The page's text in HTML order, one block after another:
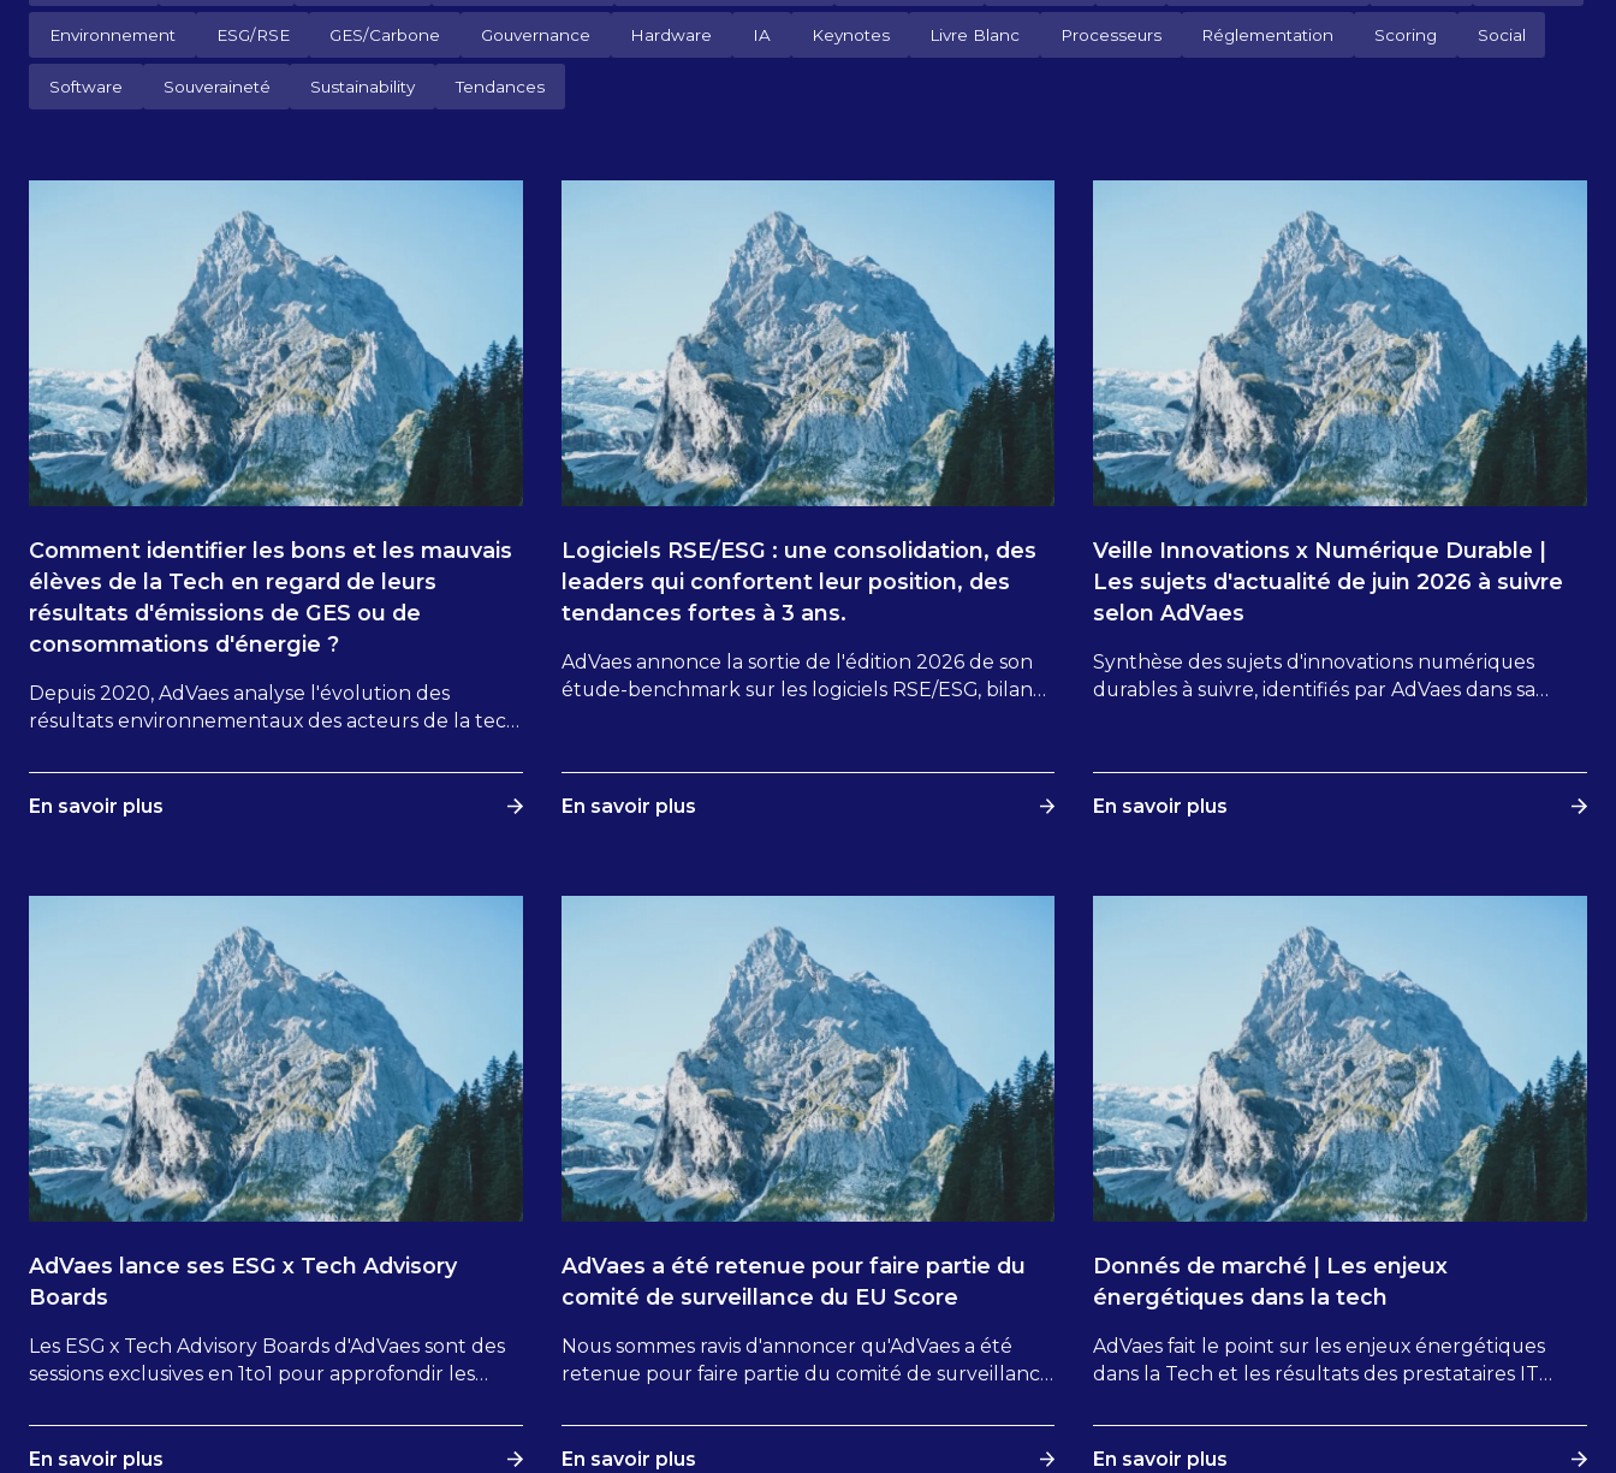
Environnement ESG/RSE GES/Carbone Gouvernance Hardware IA Keynotes Livre Blanc Processeurs Réglementation Scoring Social
Software Souveraineté Sustainability Tendances
Comment identifier les bons et les mauvais
élèves de la Tech en regard de leurs
résultats d'émissions de GES ou de
consommations d'énergie ?
Depuis 2020, AdVaes analyse l'évolution des
résultats environnementaux des acteurs de la tech
services de cloud, éditeurs de logiciels, sociétés de
services du numérique, fabriquant de matériel et
En savoir plus
Logiciels RSE/ESG : une consolidation, des
leaders qui confortent leur position, des
tendances fortes à 3 ans.
AdVaes annonce la sortie de l'édition 2026 de son
étude-benchmark sur les logiciels RSE/ESG, bilan
est disponible sur demande. Il inclut une analyse
de 105 éditeurs de logiciels, une revue des
En savoir plus
Veille Innovations x Numérique Durable |
Les sujets d'actualité de juin 2026 à suivre
selon AdVaes
Synthèse des sujets d'innovations numériques
durables à suivre, identifiés par AdVaes dans sa
Stratégiques d'AdVaes publiée tous les mois.
En savoir plus
AdVaes lance ses ESG x Tech Advisory
Boards
Les ESG x Tech Advisory Boards d'AdVaes sont des
sessions exclusives en 1to1 pour approfondir les
Tech et par la Tech, à l'appui de données du
terrain, d'insights stratégiques et de retours
En savoir plus
AdVaes a été retenue pour faire partie du
comité de surveillance du EU Score
Nous sommes ravis d'annoncer qu'AdVaes a été
retenue pour faire partie du comité de surveillance
transparence et des actes d’achat IT responsables,
tant en BtoB qu’en BtoC, dans l’intérêt de l’UE.
En savoir plus
Donnés de marché | Les enjeux
énergétiques dans la tech
AdVaes fait le point sur les enjeux énergétiques
dans la Tech et les résultats des prestataires IT
En savoir plus